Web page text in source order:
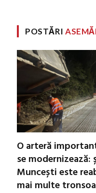
POSTĂRI
O arteră
se modernizează:
Muncești este
mai multe